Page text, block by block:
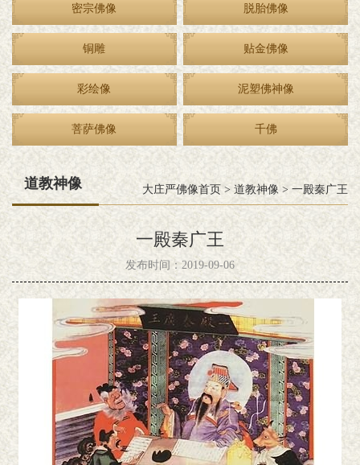
密宗佛像 脱胎佛像
铜雕 贴金佛像
彩绘像 泥塑佛神像
菩萨佛像 千佛
道教神像 大庄严佛像首页 > 道教神像 > 一殿秦广王
一殿秦广王
发布时间：2019-09-06